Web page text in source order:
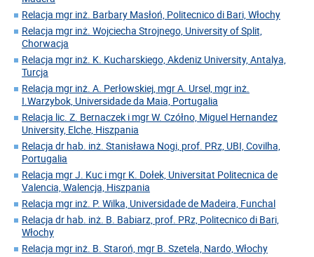
Relacja mgr inż. Barbary Masłoń, Politecnico di Bari, Włochy
Relacja mgr inż. Wojciecha Strojnego, University of Split,
Chorwacja
Relacja mgr inż. K. Kucharskiego, Akdeniz University, Antalya,
Turcja
Relacja mgr inż. A. Perłowskiej, mgr A. Ursel, mgr inż.
I.Warzybok, Universidade da Maia, Portugalia
Relacja lic. Z. Bernaczek i mgr W. Czółno, Miguel Hernandez
University, Elche, Hiszpania
Relacja dr hab. inż. Stanisława Nogi, prof. PRz, UBI, Covilha,
Portugalia
Relacja mgr J. Kuc i mgr K. Dołek, Universitat Politecnica de
Valencia, Walencja, Hiszpania
Relacja mgr inż. P. Wilka, Universidade de Madeira, Funchal
Relacja dr hab. inż. B. Babiarz, prof. PRz, Politecnico di Bari,
Włochy
Relacja mgr inż. B. Staroń, mgr B. Szetela, Nardo, Włochy